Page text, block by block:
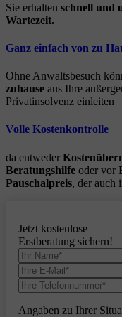
Sie erhalten schnell und
Wartezeit.
Ganz einfach von zu
Ohne Anwaltsbesuch
zuhause aus Ihre
Privatinsolvenz einleiten
Volle Kostenkontrolle
da entweder
Beratungshilfe oder vor
Pauschalpreis, der auch
Jetzt kostenlose
Erstberatung sichern!
Angaben zu Ihrer